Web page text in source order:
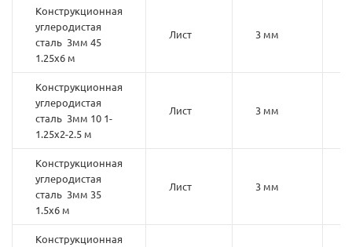
Конструкционная
углеродистая
сталь 3мм 45
1.25х6 м
Лист 3 мм
Конструкционная
углеродистая
сталь 3мм 10 1-
1.25х2-2.5 м
Лист 3 мм
Конструкционная
углеродистая
сталь 3мм 35
1.5х6 м
Лист 3 мм
Конструкционная